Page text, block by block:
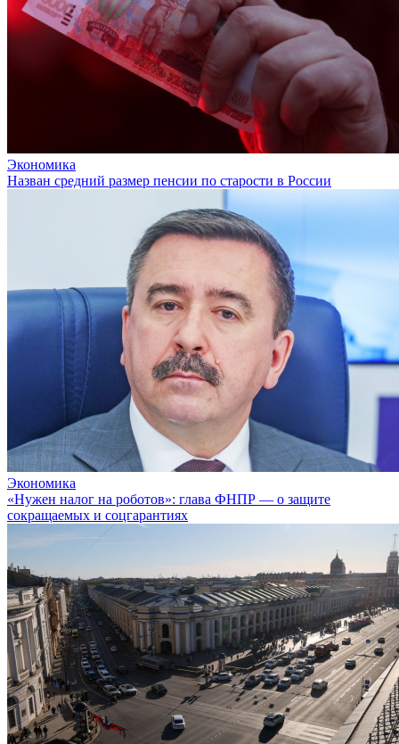
Экономика
Назван средний размер пенсии по старости в России
Экономика
«Нужен налог на роботов»: глава ФНПР — о защите
сокращаемых и соцгарантиях